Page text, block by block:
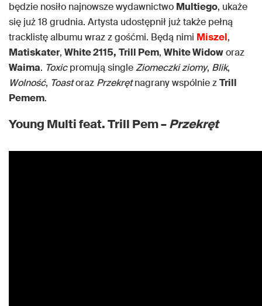
będzie nosiło najnowsze wydawnictwo Multiego, ukaże
się już 18 grudnia. Artysta udostępnił już także pełną
tracklistę albumu wraz z gośćmi. Będą nimi Miszel,
Matiskater, White 2115, Trill Pem, White Widoworaz
Waima. Toxicpromują singleZiomeczki ziomy, Blik,
Wolność, Toastoraz Przekrętnagrany wspólnie zTrill
Pemem.
Young Multi feat. Trill Pem –Przekręt